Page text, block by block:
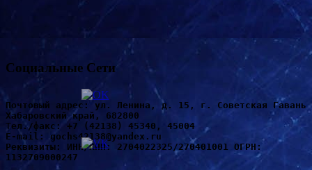
Социальные Сети
Почтовый адрес: ул. Ленина, д. 15, г. Советская Гавань
Хабаровский край, 682800
Тел./факс: +7 (42138) 45340, 45004
Е-mail: gochs42138@yandex.ru
Реквизиты: ИНН/КПП: 2704022325/270401001 ОГРН:
1132709000247